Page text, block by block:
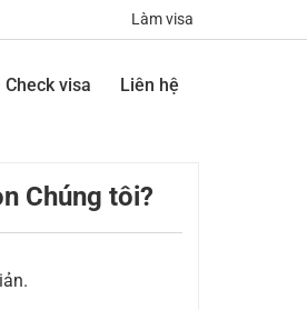
Làm visa
Check visa Liên hệ
Chúng tôi?